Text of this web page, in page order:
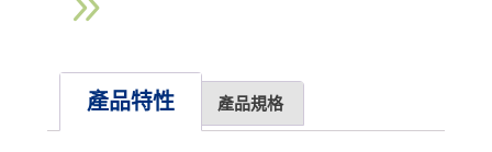
產品特性 產品規格